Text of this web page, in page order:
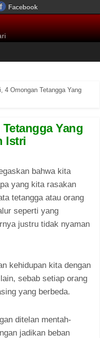
Facebook
4 Omongan Tetangga Yang
Yang
Istri
bahwa kita
yang kita rasakan
tetangga atau orang
seperti yang
justru tidak nyaman
kehidupan kita dengan
sebab setiap orang
yang berbeda.
ditelan mentah-
jadikan beban